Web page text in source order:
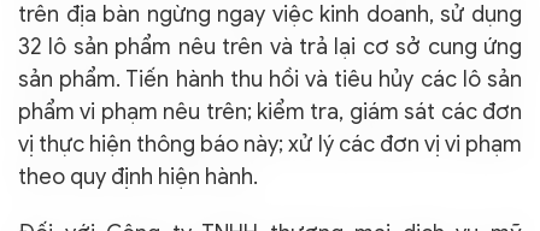
trên địa bàn ngừng ngay việc kinh doanh, sử dụng
32 lô sản phẩm nêu trên và trả lại cơ sở cung ứng
sản phẩm. Tiến hành thu hồi và tiêu hủy các lô sản
phẩm vi phạm nêu trên; kiểm tra, giám sát các đơn
vị thực hiện thông báo này; xử lý các đơn vị vi phạm
theo quy định hiện hành.